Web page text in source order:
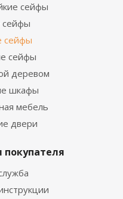
сейфы
сейфы
сейфы
деревом
шкафы
мебель
двери